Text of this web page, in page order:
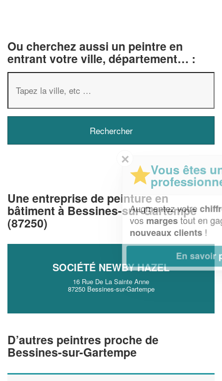
Ou cherchez aussi un peintre en
entrant votre ville, département… :
Une entreprise de peinture en
bâtiment à Bessines-sur-Gartempe
(87250)
SOCIÉTÉ NEWBY HAZEL
16 Rue De La Sainte Anne
87250 Bessines-sur-Gartempe
D’autres peintres proche de
Bessines-sur-Gartempe
Vous êtes un
professionnel ?
Augmentez votrechiffre d'affaireset
tout en gagnant de
nouveaux clients!